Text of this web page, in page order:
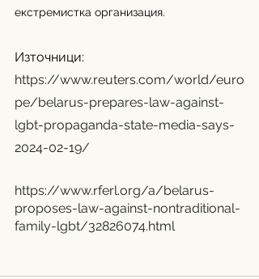
екстремистка организация.
Източници:
https://www.reuters.com/world/euro
pe/belarus-prepares-law-against-
lgbt-propaganda-state-media-says-
2024-02-19/
https://www.rferl.org/a/belarus-
proposes-law-against-nontraditional-
family-lgbt/32826074.html